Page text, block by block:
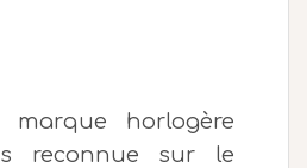
horlogère
reconnue sur le